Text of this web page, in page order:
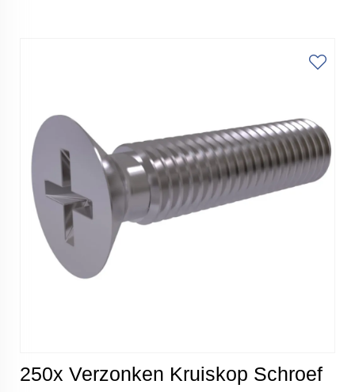
250x Verzonken Kruiskop Schroef